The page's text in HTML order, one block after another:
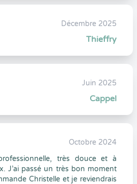
Décembre 2025
Thieffry
Juin 2025
Cappel
Octobre 2024
très douce et à
J’ai passé un très bon moment
Christelle et je reviendrais